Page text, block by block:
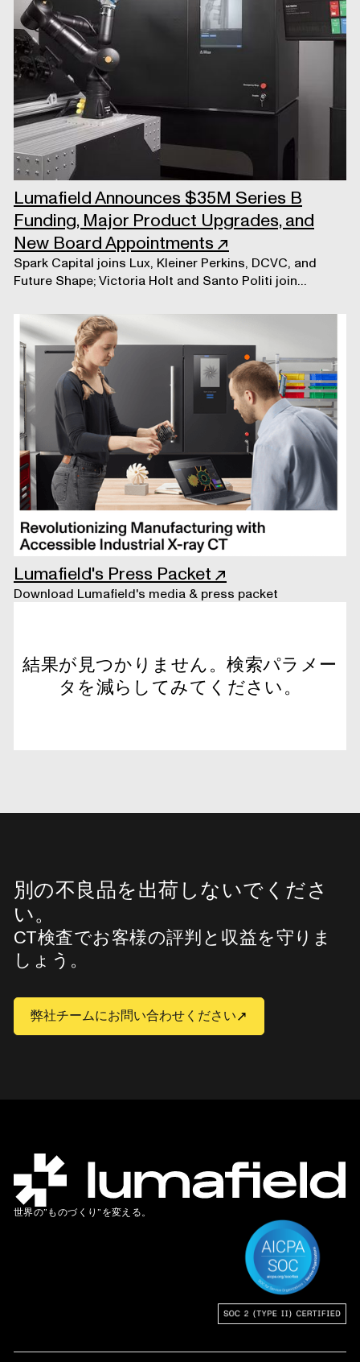
Lumafield Announces $35M Series B
Funding, Major Product Upgrades, and
New Board Appointments↗
Spark Capital joins Lux, Kleiner Perkins, DCVC, and
Future Shape; Victoria Holt and Santo Politi join
Lumafield's Press Packet ↗
Download Lumafield's media & press packet
結果が見つかりません。検索パラメー
タを減らしてみてください。
別の不良品を出荷しないでくださ
い。
CT検査でお客様の評判と収益を守りま
しょう。
弊社チームにお問い合わせください
世界の”ものづくり”を変える。